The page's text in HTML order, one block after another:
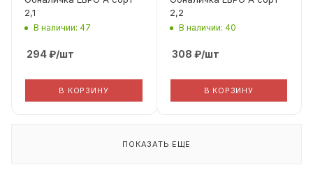
2,1
В наличии: 47
294₽/шт
В КОРЗИНУ
2,2
В наличии: 40
308 ₽/шт
В КОРЗИНУ
ПОКАЗАТЬ ЕЩЕ